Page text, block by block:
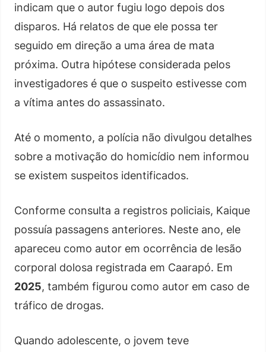
indicam que o autor fugiu logo depois dos
disparos. Há relatos de que ele possa ter
seguido em direção a uma área de mata
próxima. Outra hipótese considerada pelos
investigadores é que o suspeito estivesse com
a vítima antes do assassinato.
Até o momento, a polícia não divulgou detalhes
sobre a motivação do homicídio nem informou
se existem suspeitos identificados.
Conforme consulta a registros policiais, Kaique
possuía passagens anteriores. Neste ano, ele
apareceu como autor em ocorrência de lesão
corporal dolosa registrada em Caarapó. Em
2025, também figurou como autor em caso de
tráfico de drogas.
Quando adolescente, o jovem teve